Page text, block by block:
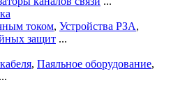
током, Устройства РЗА,
защит ...
, Паяльное оборудование,
...